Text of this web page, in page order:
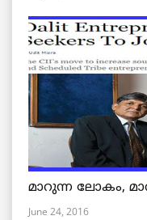
മാറുന്ന ലോകം,
June 24, 2016